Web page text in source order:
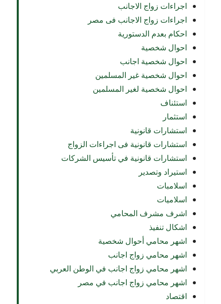
اجراءات زواج الاجانب
اجراءات زواج الاجانب فى مصر
احكام بعدم الدستورية
احوال شخصية
احوال شخصية اجانب
احوال شخصية غير المسلمين
احوال شخصية لغير المسلمين
استئناف
استثمار
استشارات قانونية
استشارات قانونية فى اجراءات الزواج
استشارات قانونية في تأسيس الشركات
استيراد وتصدير
اسلامبات
اسلاميات
اشرف مشرف المحامي
اشكال تنفيذ
اشهر محامي أحوال شخصية
اشهر محامي زواج اجانب
اشهر محامي زواج اجانب في الوطن العربي
اشهر محامي زواج اجانب في مصر
اقتصاد